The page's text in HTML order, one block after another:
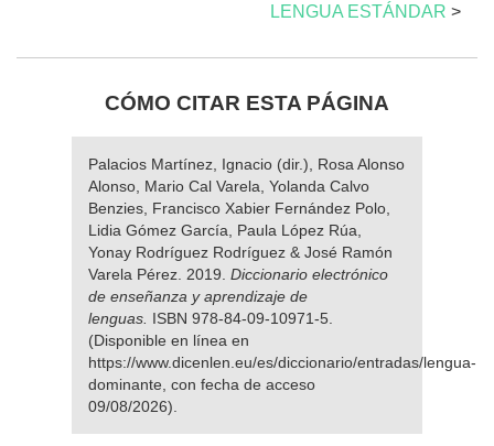
LENGUA ESTÁNDAR >
CÓMO CITAR ESTA PÁGINA
Palacios Martínez, Ignacio (dir.), Rosa Alonso
Alonso, Mario Cal Varela, Yolanda Calvo
Benzies, Francisco Xabier Fernández Polo,
Lidia Gómez García, Paula López Rúa,
Yonay Rodríguez Rodríguez & José Ramón
Varela Pérez. 2019. Diccionario electrónico
de enseñanza y aprendizaje de
lenguas. ISBN 978-84-09-10971-5.
(Disponible en línea en
https://www.dicenlen.eu/es/diccionario/entradas/lengua-
dominante, con fecha de acceso
09/08/2026).